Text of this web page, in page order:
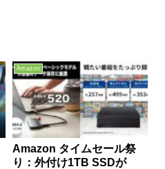
Amazon
Amazon タイムセール祭
り：外付け1TB SSDが